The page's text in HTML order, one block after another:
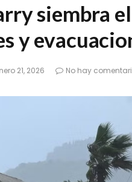
siembra
y
21, 2026 No hay